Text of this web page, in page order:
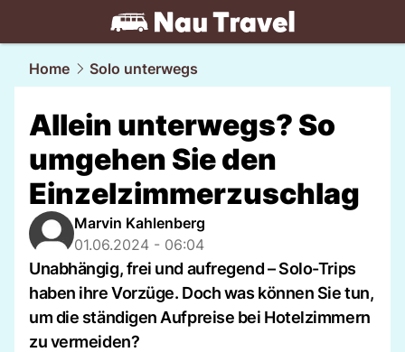
travel.NAU.ch
Home Solo unterwegs
Allein unterwegs? So
umgehen Sie den
Einzelzimmerzuschlag
Marvin Kahlenberg
01.06.2024 - 06:04
Unabhängig, frei und aufregend – Solo-Trips
haben ihre Vorzüge. Doch was können Sie tun,
um die ständigen Aufpreise bei Hotelzimmern
zu vermeiden?